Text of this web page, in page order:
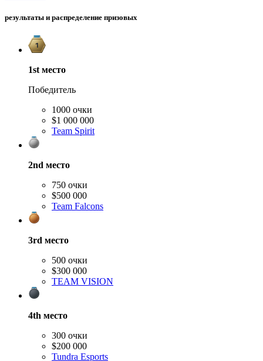
результаты и распределение призовых
1st место
Победитель
1000 очки
$1 000 000
Team Spirit
2nd место
750 очки
$500 000
Team Falcons
3rd место
500 очки
$300 000
TEAM VISION
4th место
300 очки
$200 000
Tundra Esports